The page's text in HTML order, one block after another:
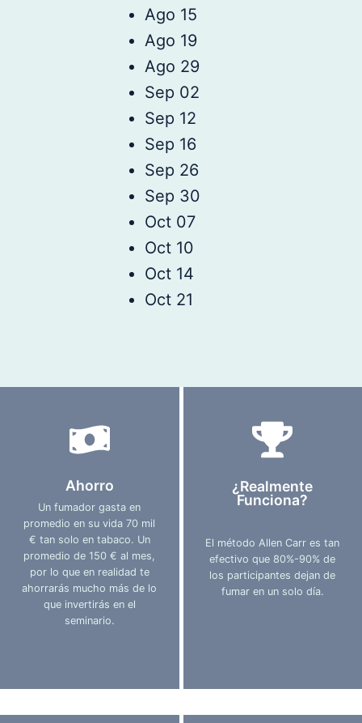
Ago 15
Ago 19
Ago 29
Sep 02
Sep 12
Sep 16
Sep 26
Sep 30
Oct 07
Oct 10
Oct 14
Oct 21
Ahorro
Un fumador gasta en
promedio en su vida 70 mil
€ tan solo en tabaco. Un
promedio de 150 € al mes,
por lo que en realidad te
ahorrarás mucho más de lo
que invertirás en el
seminario.
¿Realmente
Funciona?
El método Allen Carr es tan
efectivo que 80%-90% de
los participantes dejan de
fumar en un solo día.